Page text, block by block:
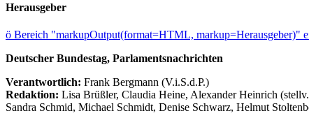
Herausgeber
ö Bereich "markupOutput(format=HTML, markup=Herausgeber)"
Deutscher Bundestag, Parlamentsnachrichten
Verantwortlich: Frank Bergmann (V.i.S.d.P.)
Redaktion: Lisa Brüßler, Claudia Heine, Alexander Heinrich
Sandra Schmid, Michael Schmidt, Denise Schwarz, Helmut